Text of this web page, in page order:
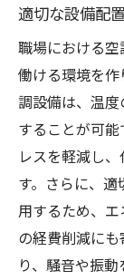
適切な設備配
職場における
働ける環境を
調設備は、温
することが可
レスを軽減し
す。さらに、
用するため、
の経費削減に
り、騒音や振